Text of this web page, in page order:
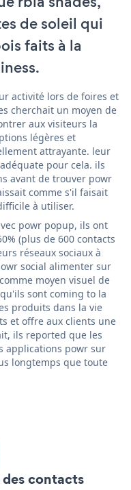
de soleil qui
faits à la
activité lors de foires et
cherchait un moyen de
aux visiteurs la
légères et
attrayante. leur
pour cela. ils
avant de trouver powr
comme s'il faisait
à utiliser.
powr popup, ils ont
(plus de 600 contacts
réseaux sociaux à
social alimenter sur
moyen visuel de
sont coming to la
produits dans la vie
et offre aux clients une
ils reported que les
applications powr sur
longtemps que toute
des contacts